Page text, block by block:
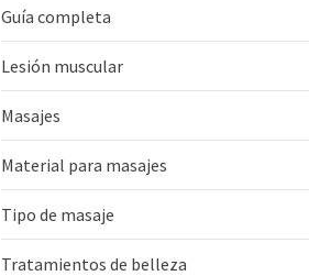
Guía completa
Lesión muscular
Masajes
Material para masajes
Tipo de masaje
Tratamientos de belleza